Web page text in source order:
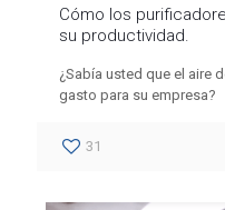
Cómo los
su productividad.
¿Sabía usted que el aire
gasto para su empresa?
31